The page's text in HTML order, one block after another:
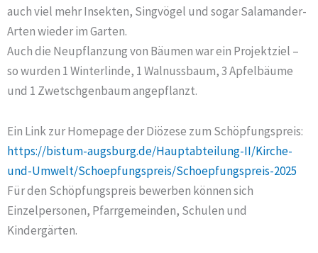
auch viel mehr Insekten, Singvögel und sogar Salamander-
Arten wieder im Garten.
Auch die Neupflanzung von Bäumen war ein Projektziel –
so wurden 1 Winterlinde, 1 Walnussbaum, 3 Apfelbäume
und 1 Zwetschgenbaum angepflanzt.
Ein Link zur Homepage der Diözese zum Schöpfungspreis:
https://bistum-augsburg.de/Hauptabteilung-II/Kirche-
und-Umwelt/Schoepfungspreis/Schoepfungspreis-2025
Für den Schöpfungspreis bewerben können sich
Einzelpersonen, Pfarrgemeinden, Schulen und
Kindergärten.